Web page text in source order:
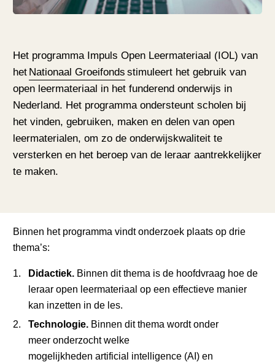
Het programma Impuls Open Leermateriaal (IOL) van
het Nationaal Groeifonds stimuleert het gebruik van
open leermateriaal in het funderend onderwijs in
Nederland. Het programma ondersteunt scholen bij
het vinden, gebruiken, maken en delen van open
leermaterialen, om zo de onderwijskwaliteit te
versterken en het beroep van de leraar aantrekkelijker
te maken.
Binnen het programma vindt onderzoek plaats op drie
thema’s:
Didactiek. Binnen dit thema is de hoofdvraag hoe de
leraar open leermateriaal op een effectieve manier
kan inzetten in de les.
Technologie. Binnen dit thema wordt onder
meer onderzocht welke
mogelijkheden artificial intelligence (AI) en